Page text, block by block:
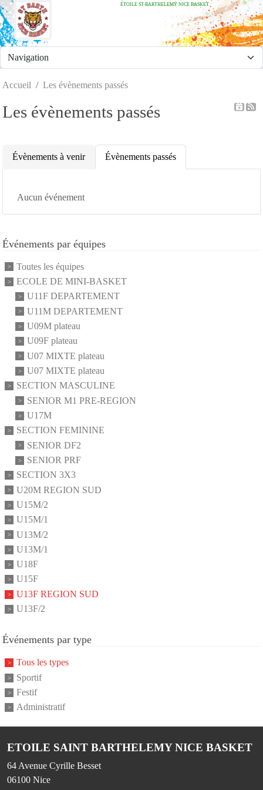
ÉTOILE ST-BARTHELEMY NICE BASKET
Accueil Les évènements passés
Les évènements passés
Évènements à venir Évènements passés
Aucun événement
Événements par équipes
Toutes les équipes
ECOLE DE MINI-BASKET
U11F DEPARTEMENT
U11M DEPARTEMENT
U09M plateau
U09F plateau
U07 MIXTE plateau
U07 MIXTE plateau
SECTION MASCULINE
SENIOR M1 PRE-REGION
U17M
SECTION FEMININE
SENIOR DF2
SENIOR PRF
SECTION 3X3
U20M REGION SUD
U15M/2
U15M/1
U13M/2
U13M/1
U18F
U15F
U13F REGION SUD
U13F/2
Événements par type
Tous les types
Sportif
Festif
Administratif
ETOILE SAINT BARTHELEMY NICE BASKET
64 Avenue Cyrille Besset
06100 Nice
Panneau de gestion des cookies